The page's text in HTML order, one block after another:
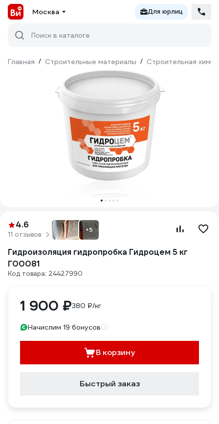
Москва Для юрлиц
Поиск в каталоге
Главная / Строительные материалы / Строительная химия
4.6
11 отзывов
+5
Гидроизоляция гидропробка Гидроцем 5 кг
Г00081
Код товара: 24427990
1 900 ₽380 ₽/кг
Начислим 19 бонусов
В корзину
Быстрый заказ